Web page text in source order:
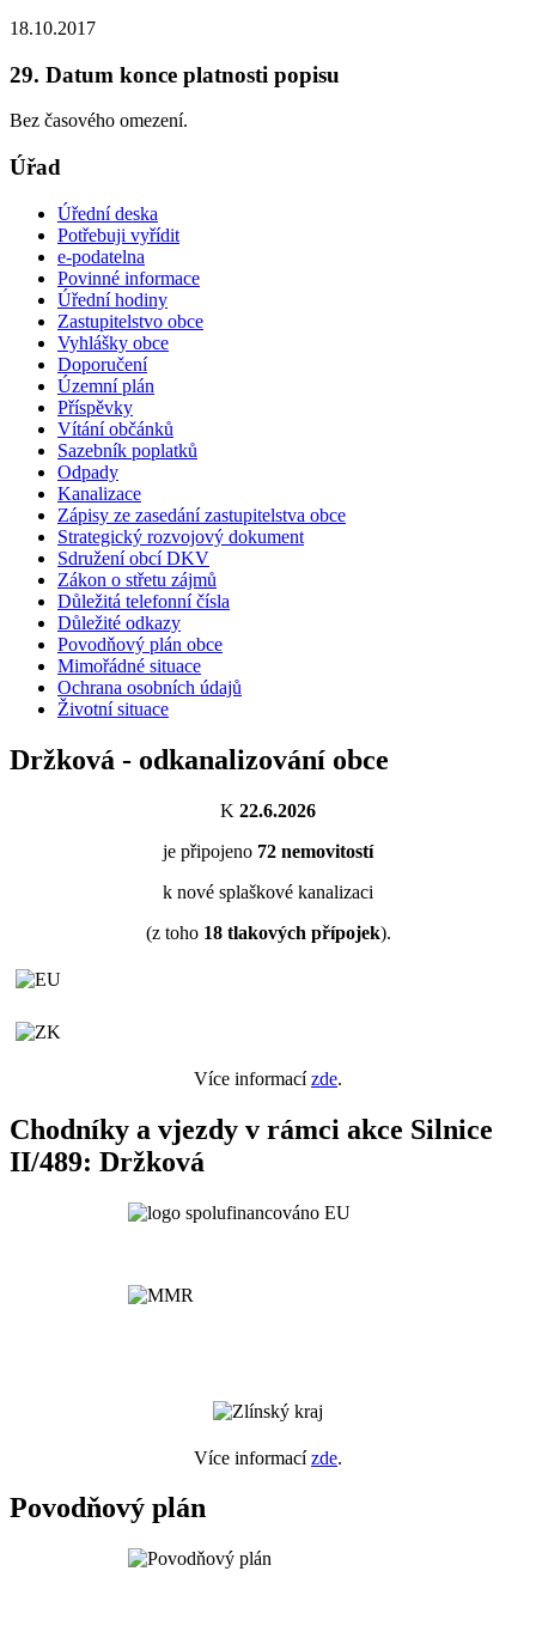
18.10.2017
29. Datum konce platnosti popisu
Bez časového omezení.
Úřad
Úřední deska
Potřebuji vyřídit
e-podatelna
Povinné informace
Úřední hodiny
Zastupitelstvo obce
Vyhlášky obce
Doporučení
Územní plán
Příspěvky
Vítání občánků
Sazebník poplatků
Odpady
Kanalizace
Zápisy ze zasedání zastupitelstva obce
Strategický rozvojový dokument
Sdružení obcí DKV
Zákon o střetu zájmů
Důležitá telefonní čísla
Důležité odkazy
Povodňový plán obce
Mimořádné situace
Ochrana osobních údajů
Životní situace
Držková - odkanalizování obce
K 22.6.2026
je připojeno 72 nemovitostí
k nové splaškové kanalizaci
(z toho 18tlakových přípojek).
Více informacízde.
Chodníky a vjezdy v rámci akce Silnice
II/489: Držková
Více informacízde.
Povodňový plán